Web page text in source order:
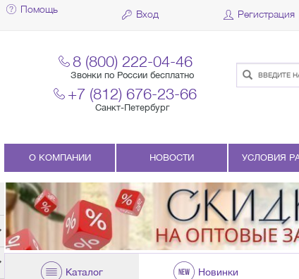
Помощь Вход Регистрация
8 (800) 222-04-46
Звонки по России бесплатно
+7 (812) 676-23-66
Санкт-Петербург
О КОМПАНИИ НОВОСТИ УСЛОВИЯ
Каталог Новинки